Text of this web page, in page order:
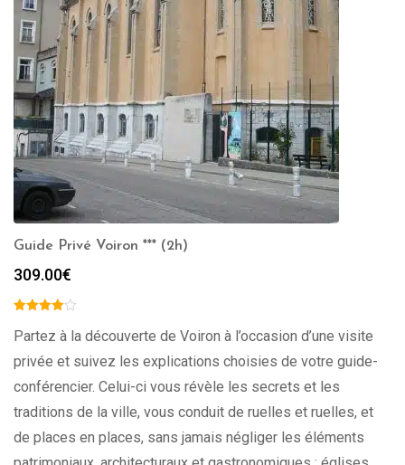
Guide Privé Voiron *** (2h)
309.00€
Partez à la découverte de Voiron à l’occasion d’une visite
privée et suivez les explications choisies de votre guide-
conférencier. Celui-ci vous révèle les secrets et les
traditions de la ville, vous conduit de ruelles et ruelles, et
de places en places, sans jamais négliger les éléments